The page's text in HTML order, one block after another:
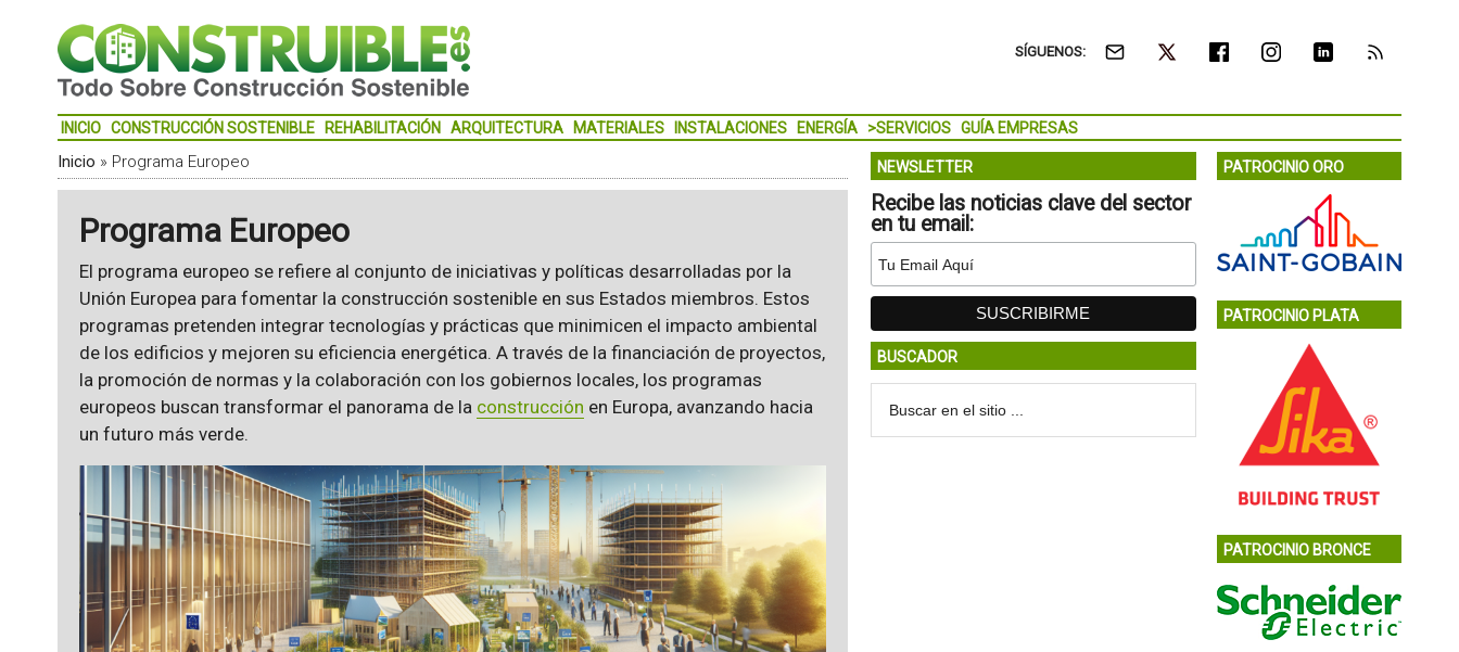
SÍGUENOS:
INICIO CONSTRUCCIÓN SOSTENIBLE REHABILITACIÓN ARQUITECTURA MATERIALES INSTALACIONES ENERGÍA >SERVICIOS GUÍA EMPRESAS
Inicio » Programa Europeo
Programa Europeo
El programa europeo se refiere al conjunto de iniciativas y políticas desarrolladas por la
Unión Europea para fomentar la construcción sostenible en sus Estados miembros. Estos
programas pretenden integrar tecnologías y prácticas que minimicen el impacto ambiental
de los edificios y mejoren su eficiencia energética. A través de la financiación de proyectos,
la promoción de normas y la colaboración con los gobiernos locales, los programas
europeos buscan transformar el panorama de la construcción en Europa, avanzando hacia
un futuro más verde.
NEWSLETTER
Recibe las noticias clave del sector
en tu email:
BUSCADOR
PATROCINIO ORO
PATROCINIO PLATA
PATROCINIO BRONCE